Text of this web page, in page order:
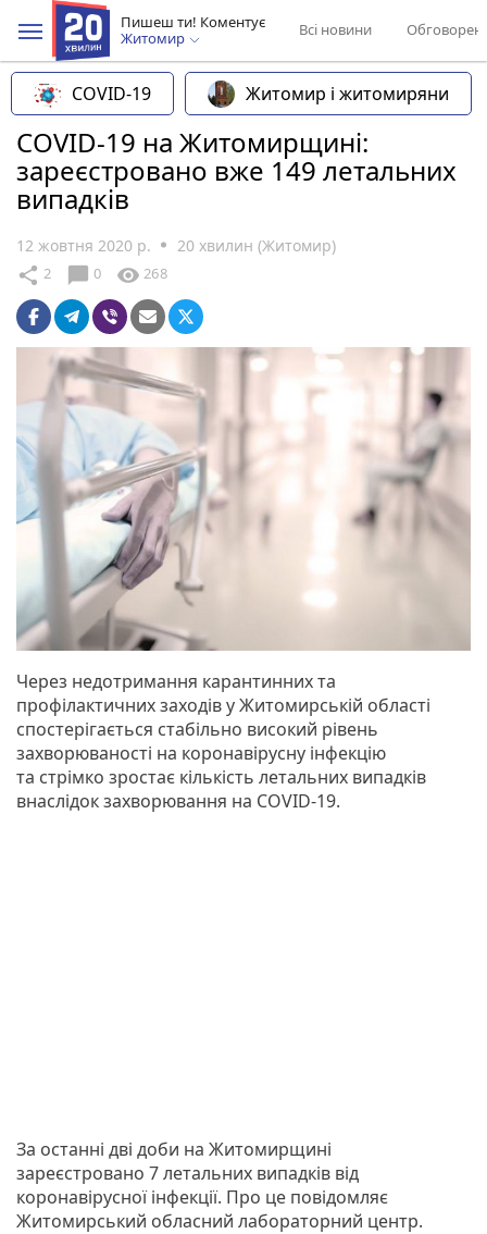
Пишеш ти! Коментує
Житомир
Всі новини
COVID-19 Житомир і житомиряни
COVID-19 на Житомирщині:
зареєстровано вже 149 летальних
випадків
12 жовтня 2020 р. 20 хвилин (Житомир)
share 2 chat_bubble 0 visibility 268
Через недотримання карантинних та
профілактичних заходів у Житомирській області
спостерігається стабільно високий рівень
захворюваності на коронавірусну інфекцію
та стрімко зростає кількість летальних випадків
внаслідок захворювання на COVID-19.
За останні дві доби на Житомирщині
зареєстровано 7 летальних випадків від
коронавірусної інфекції. Про це повідомляє
Житомирський обласний лабораторний центр.